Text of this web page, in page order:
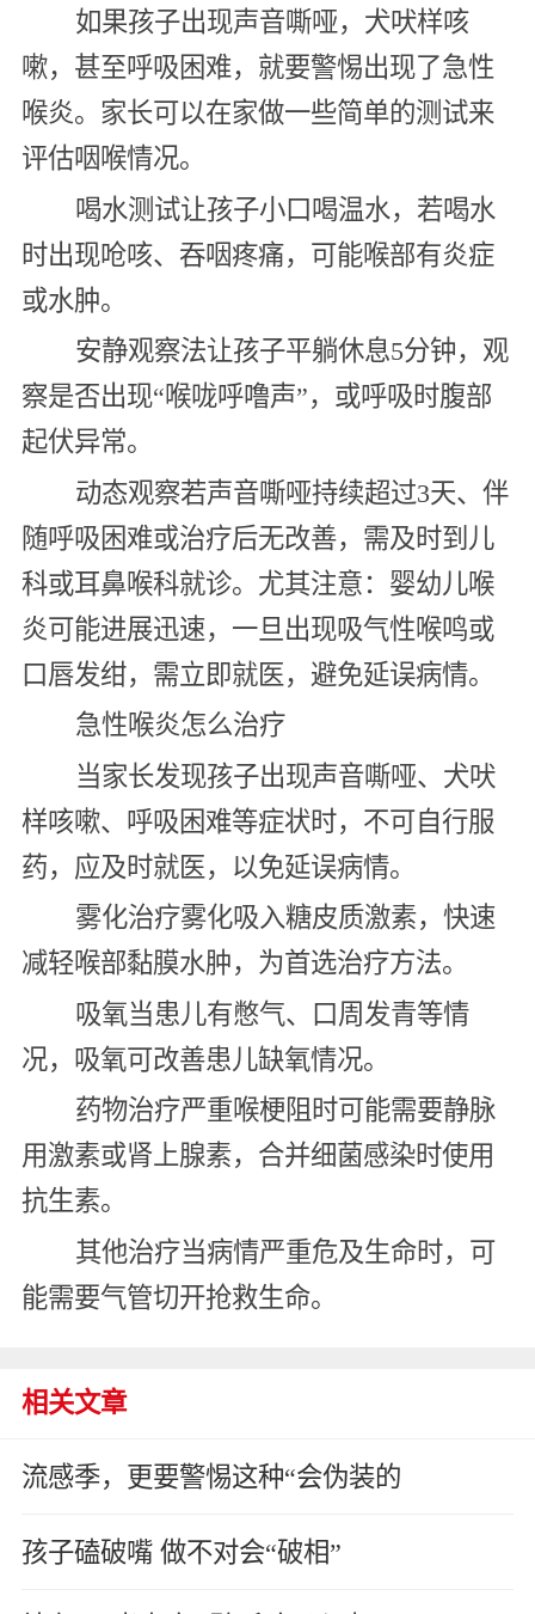
如果孩子出现声音嘶哑，犬吠样咳
嗽，甚至呼吸困难，就要警惕出现了急性
喉炎。家长可以在家做一些简单的测试来
评估咽喉情况。
喝水测试让孩子小口喝温水，若喝水
时出现呛咳、吞咽疼痛，可能喉部有炎症
或水肿。
安静观察法让孩子平躺休息5分钟，观
察是否出现“喉咙呼噜声”，或呼吸时腹部
起伏异常。
动态观察若声音嘶哑持续超过3天、伴
随呼吸困难或治疗后无改善，需及时到儿
科或耳鼻喉科就诊。尤其注意：婴幼儿喉
炎可能进展迅速，一旦出现吸气性喉鸣或
口唇发绀，需立即就医，避免延误病情。
急性喉炎怎么治疗
当家长发现孩子出现声音嘶哑、犬吠
样咳嗽、呼吸困难等症状时，不可自行服
药，应及时就医，以免延误病情。
雾化治疗雾化吸入糖皮质激素，快速
减轻喉部黏膜水肿，为首选治疗方法。
吸氧当患儿有憋气、口周发青等情
况，吸氧可改善患儿缺氧情况。
药物治疗严重喉梗阻时可能需要静脉
用激素或肾上腺素，合并细菌感染时使用
抗生素。
其他治疗当病情严重危及生命时，可
能需要气管切开抢救生命。
相关文章
流感季，更要警惕这种“会伪装的
孩子磕破嘴 做不对会“破相”